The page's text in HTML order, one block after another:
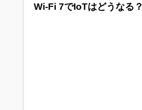
Wi-Fi 7でIoTはどうなる？